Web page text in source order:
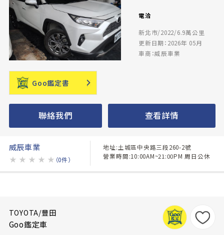
電洽
新北市/2022/6.9萬公里
更新日期：2026年 05月
車商：威辰車業
Goo鑑定書
聯絡我們 查看詳情
威辰車業
★ ★ ★ ★ ★ （0件）
地址:土城區中央路三段260-2號
營業時間:10:00AM~21:00PM 周日公休
TOYOTA/豐田
Goo鑑定車